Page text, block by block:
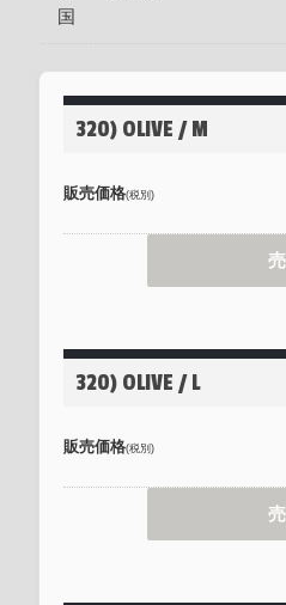
国
320) OLIVE / M
販売価格(税別)
320) OLIVE / L
販売価格(税別)